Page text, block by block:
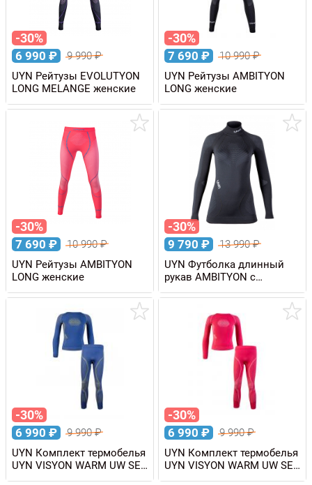
-30%
6 990 ₽ 9 990₽
UYN Рейтузы EVOLUTYON
LONG MELANGE женские
-30%
7 690 ₽ 10 990₽
UYN Рейтузы AMBITYON
LONG женские
-30%
7 690 ₽ 10 990₽
UYN Рейтузы AMBITYON
LONG женские
-30%
9 790 ₽ 13 990₽
UYN Футболка длинный
рукав AMBITYON с
высоким воротом,
женская
-30%
6 990 ₽ 9 990₽
UYN Комплект термобелья
UYN VISYON WARM UW SET
детский
-30%
6 990 ₽ 9 990₽
UYN Комплект термобелья
UYN VISYON WARM UW SET
детский